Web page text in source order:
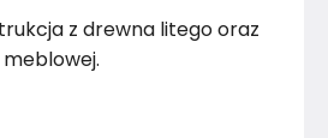
z drewna litego oraz
meblowej.